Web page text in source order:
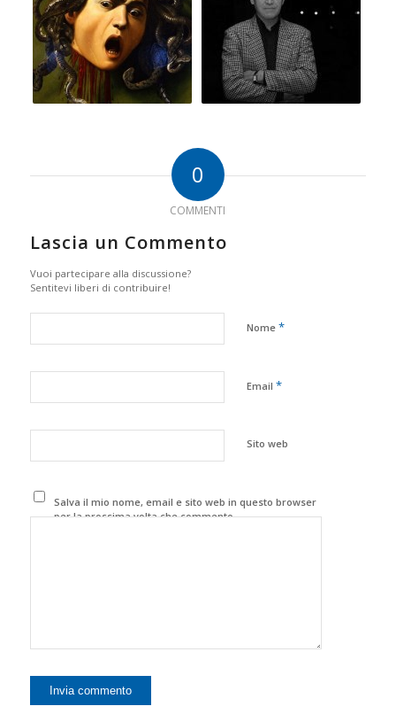
0
COMMENTI
Lascia un Commento
Vuoi partecipare alla discussione?
Sentitevi liberi di contribuire!
Nome *
Email *
Sito web
Salva il mio nome, email e sito web in questo browser
per la prossima volta che commento.